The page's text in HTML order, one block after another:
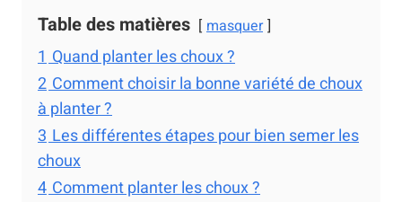
Table des matières masquer
1 Quand planter les choux ?
2 Comment choisir la bonne variété de choux
à planter ?
3 Les différentes étapes pour bien semer les
choux
4 Comment planter les choux ?